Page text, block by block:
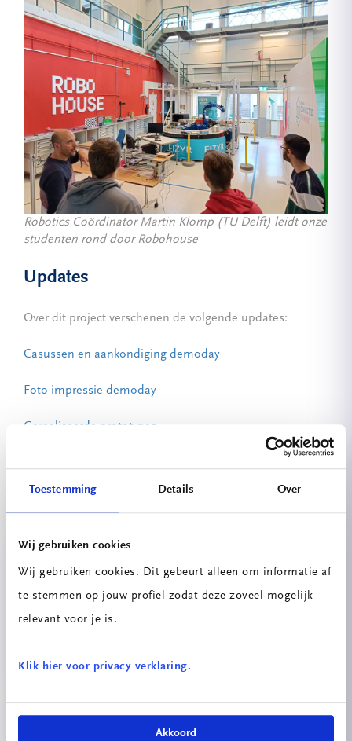
Toestemming Details Over
Wij gebruiken cookies
Wij gebruiken cookies. Dit gebeurt alleen om informatie af
te stemmen op jouw profiel zodat deze zoveel mogelijk
relevant voor je is.
Klik hier voor privacy verklaring.
Akkoord
Robotics Coördinator Martin Klomp (TU Delft) leidt onze
studenten rond door Robohouse
Updates
Over dit project verschenen de volgende updates:
Casussen en aankondiging demoday
Foto-impressie demoday
Gerealiseerde prototypes
Projecten
speaker bouwen